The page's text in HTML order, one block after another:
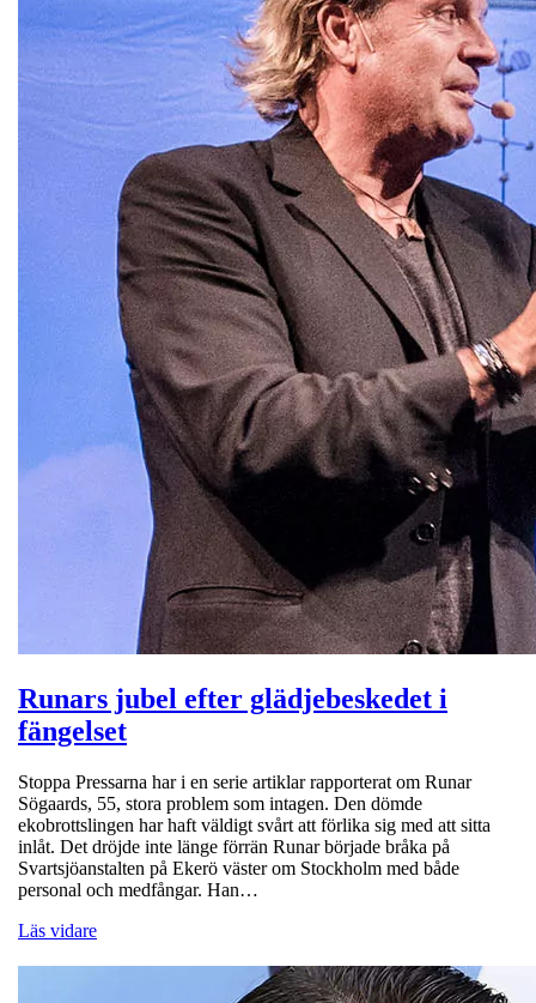
Runars jubel efter glädjebeskedet i
fängelset
Stoppa Pressarna har i en serie artiklar rapporterat om Runar
Sögaards, 55, stora problem som intagen. Den dömde
ekobrottslingen har haft väldigt svårt att förlika sig med att sitta
inlåt. Det dröjde inte länge förrän Runar började bråka på
Svartsjöanstalten på Ekerö väster om Stockholm med både
personal och medfångar. Han…
Läs vidare